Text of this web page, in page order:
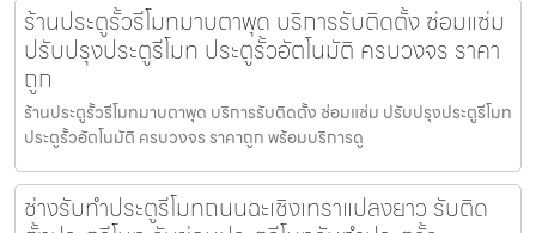
ร้านประตูรั้วรีโมทมาบตาพุด บริการรับติดตั้ง ซ่อมแซ่ม
ปรับปรุงประตูรีโมท ประตูรั้วอัตโนมัติ ครบวงจร ราคา
ถูก
ร้านประตูรั้วรีโมทมาบตาพุด บริการรับติดตั้ง ซ่อมแซ่ม ปรับปรุงประตูรีโมท
ประตูรั้วอัตโนมัติ ครบวงจร ราคาถูก พร้อมบริการดู
ช่างรับทำประตูรีโมทถนนฉะเชิงเทราแปลงยาว รับติด